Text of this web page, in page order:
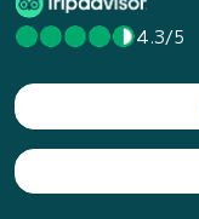
4.3/5